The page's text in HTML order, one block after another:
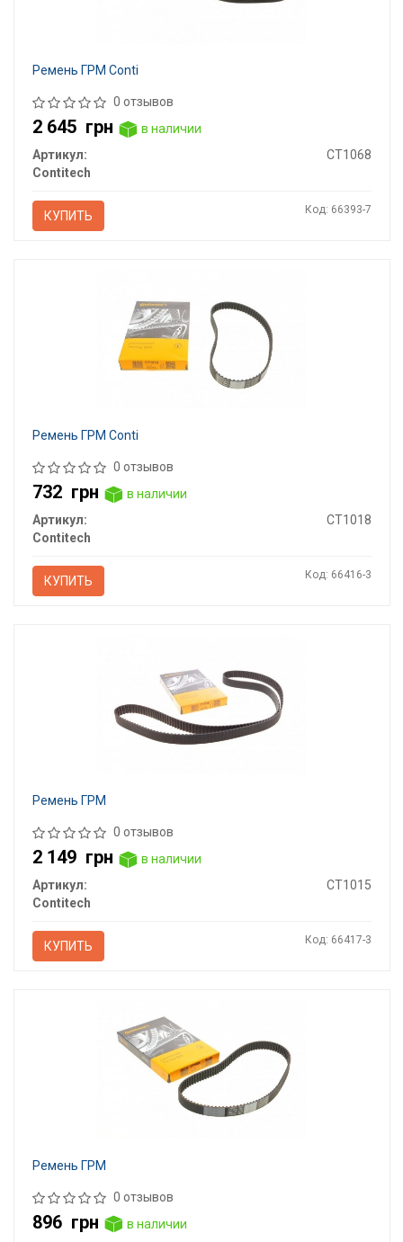
Ремень ГРМ Conti
0 отзывов
2 645 грн
в наличии
Артикул:
CT1068
Contitech
КУПИТЬ Код: 66393-7
Ремень ГРМ Conti
0 отзывов
732 грн
в наличии
Артикул:
CT1018
Contitech
КУПИТЬ Код: 66416-3
Ремень ГРМ
0 отзывов
2 149 грн
в наличии
Артикул:
CT1015
Contitech
КУПИТЬ Код: 66417-3
Ремень ГРМ
0 отзывов
896 грн
в наличии